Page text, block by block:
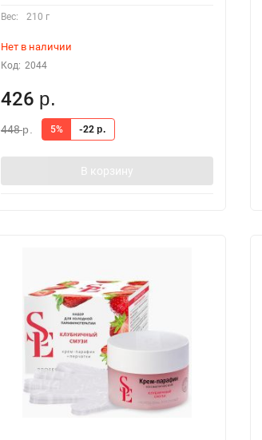
Вес: 210 г
Нет в наличии
Код: 2044
426 р.
448р. 5% -22 р.
В корзину